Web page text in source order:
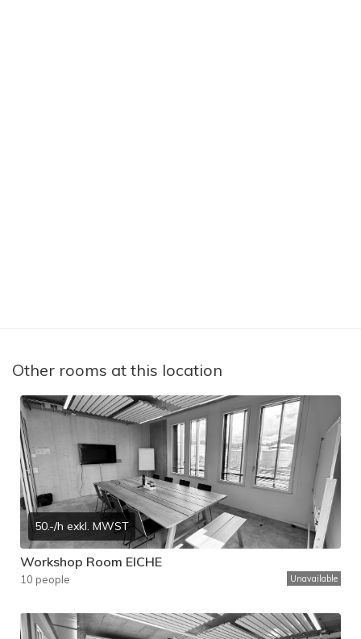
Other rooms at this location
50.-/h exkl. MWST
Workshop Room EICHE
10 people Unavailable